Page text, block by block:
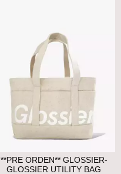
**PRE ORDEN** GLOSSIER-
GLOSSIER UTILITY BAG